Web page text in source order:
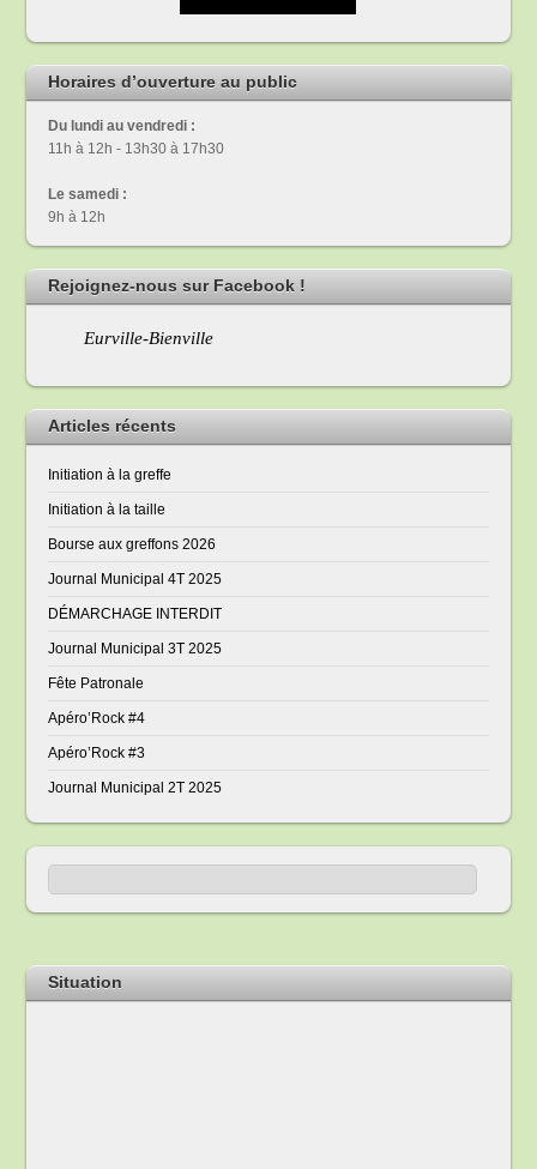
Horaires d’ouverture au public
Du lundi au vendredi :
11h à 12h - 13h30 à 17h30
Le samedi :
9h à 12h
Rejoignez-nous sur Facebook !
Eurville-Bienville
Articles récents
Initiation à la greffe
Initiation à la taille
Bourse aux greffons 2026
Journal Municipal 4T 2025
DÉMARCHAGE INTERDIT
Journal Municipal 3T 2025
Fête Patronale
Apéro’Rock #4
Apéro’Rock #3
Journal Municipal 2T 2025
Situation